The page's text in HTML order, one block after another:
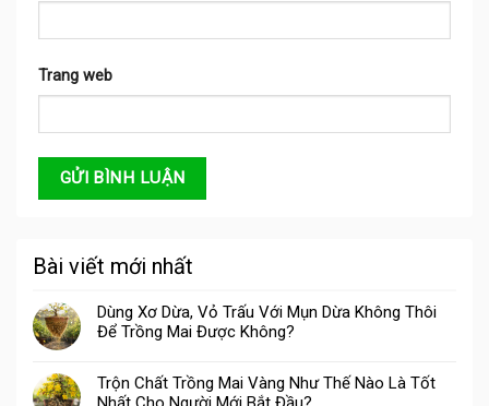
Trang web
Bài viết mới nhất
Dùng Xơ Dừa, Vỏ Trấu Với Mụn Dừa Không Thôi
Để Trồng Mai Được Không?
Trộn Chất Trồng Mai Vàng Như Thế Nào Là Tốt